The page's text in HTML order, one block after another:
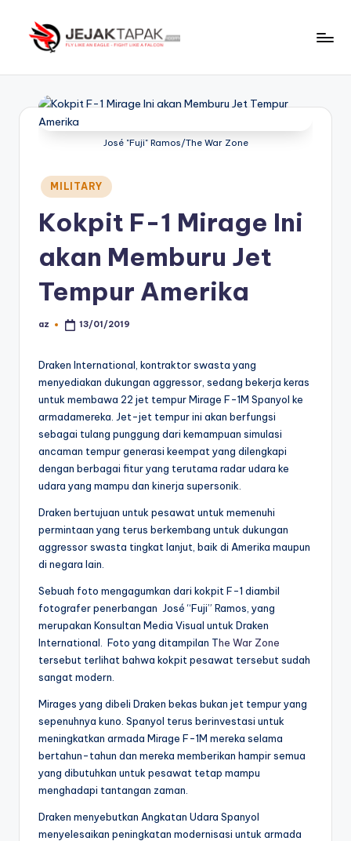
An
Eagle
Like
Falcon
José "Fuji" Ramos/The War Zone
Posted
in
MILITARY
Kokpit F-1 Mirage Ini
akan Memburu Jet
Tempur Amerika
Posted
az 13/01/2019
Draken International, kontraktor swasta yang
menyediakan dukungan aggressor, sedang bekerja keras
untuk membawa 22 jet tempur Mirage F-1M Spanyol ke
armadamereka. Jet-jet tempur ini akan berfungsi
sebagai tulang punggung dari kemampuan simulasi
ancaman tempur generasi keempat yang dilengkapi
dengan berbagai fitur yang terutama radar udara ke
udara yang mampu dan kinerja supersonik.
Draken bertujuan untuk pesawat untuk memenuhi
permintaan yang terus berkembang untuk dukungan
aggressor swasta tingkat lanjut, baik di Amerika maupun
di negara lain.
Sebuah foto mengagumkan dari kokpit F-1 diambil
fotografer penerbangan José “Fuji” Ramos, yang
merupakan Konsultan Media Visual untuk Draken
International. Foto yang ditampilan The War Zone
tersebut terlihat bahwa kokpit pesawat tersebut sudah
sangat modern.
Mirages yang dibeli Draken bekas bukan jet tempur yang
sepenuhnya kuno. Spanyol terus berinvestasi untuk
meningkatkan armada Mirage F-1M mereka selama
bertahun-tahun dan mereka memberikan hampir semua
yang dibutuhkan untuk pesawat tetap mampu
menghadapi tantangan zaman.
Draken menyebutkan Angkatan Udara Spanyol
menyelesaikan peningkatan modernisasi untuk armada